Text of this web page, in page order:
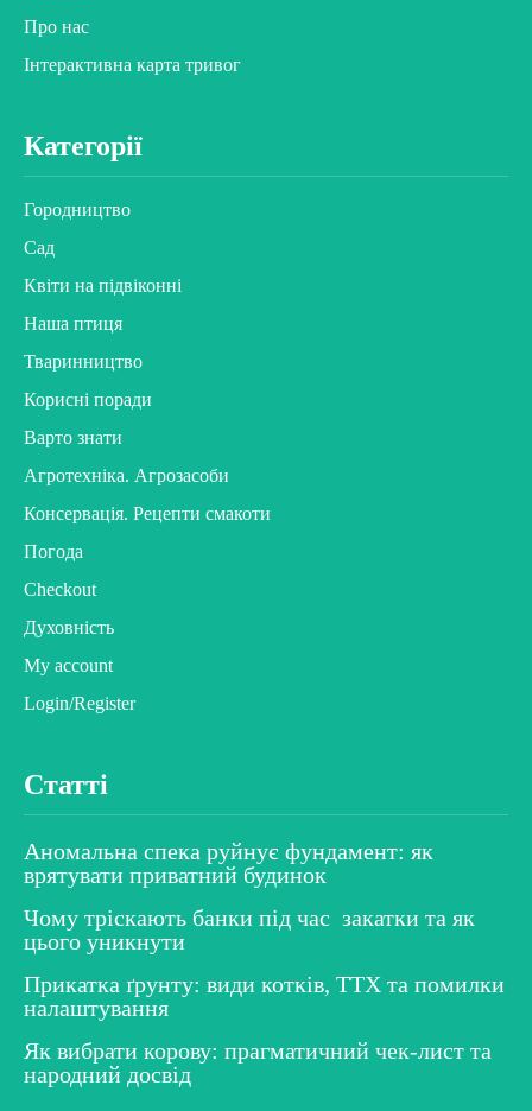
Про нас
Інтерактивна карта тривог
Категорії
Городництво
Сад
Квіти на підвіконні
Наша птиця
Тваринництво
Корисні поради
Варто знати
Агротехніка. Агрозасоби
Консервація. Рецепти смакоти
Погода
Checkout
Духовність
My account
Login/Register
Статті
Аномальна спека руйнує фундамент: як
врятувати приватний будинок
Чому тріскають банки під час закатки та як
цього уникнути
Прикатка ґрунту: види котків, ТТХ та помилки
налаштування
Як вибрати корову: прагматичний чек-лист та
народний досвід